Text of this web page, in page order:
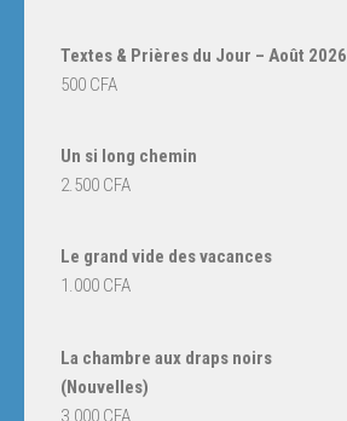
Textes & Prières du Jour – Août 2026
500 CFA
Un si long chemin
2.500 CFA
Le grand vide des vacances
1.000 CFA
La chambre aux draps noirs
(Nouvelles)
3.000 CFA